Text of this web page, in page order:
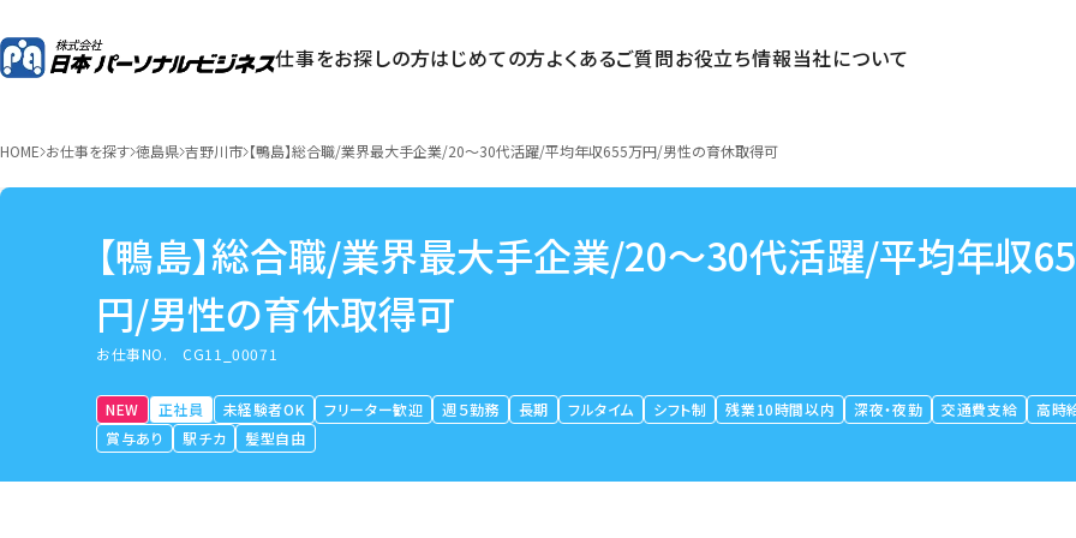
仕事をお探しの方はじめての方よくあるご質問お役立ち情報当社について
HOME お仕事を探す 徳島県 吉野川市 【鴨島】総合職/業界最大手企業/20～30代活躍/平均年収655万円/男性の育休取得可
【鴨島】総合職/業界最大手企業/20～30代活躍/平均年収
円/男性の育休取得可
お仕事NO.CG11_00071
NEW 正社員 未経験者OK フリーター歓迎 週５勤務 長期 フルタイム シフト制 残業10時間以内 深夜・夜勤 交通費支給
高時
賞与あり
駅チカ 髪型自由